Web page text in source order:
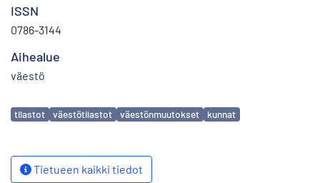
ISSN
0786-3144
Aihealue
väestö
Avainsanat
tilastot väestötilastot väestönmuutokset kunnat
Tietueen kaikki tiedot